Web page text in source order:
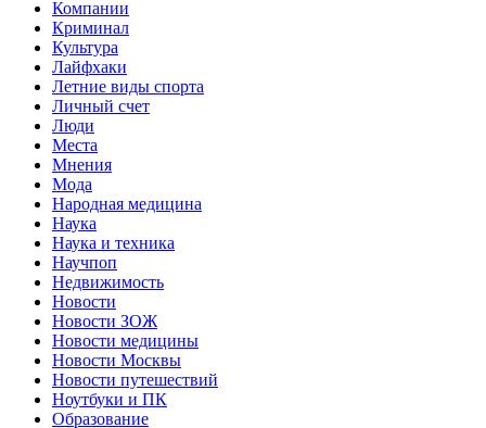
Компании
Криминал
Культура
Лайфхаки
Летние виды спорта
Личный счет
Люди
Места
Мнения
Мода
Народная медицина
Наука
Наука и техника
Научпоп
Недвижимость
Новости
Новости ЗОЖ
Новости медицины
Новости Москвы
Новости путешествий
Ноутбуки и ПК
Образование